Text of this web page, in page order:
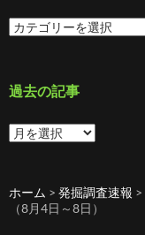
カ
テ
ー
過去の記事
過
去
事
ホーム > 発掘調査速報 >
（8月4日～8日）